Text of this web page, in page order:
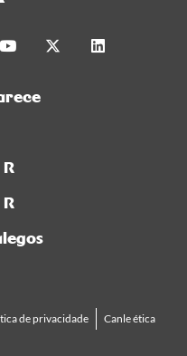
de privacidade Canle ética